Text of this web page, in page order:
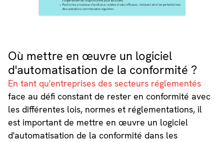
Où mettre en œuvre un logiciel
d'automatisation de la conformité ?
En tant qu'entreprises des secteurs réglementés
face au défi constant de rester en conformité avec
les différentes lois, normes et réglementations, il
est important de mettre en œuvre un logiciel
d'automatisation de la conformité dans les